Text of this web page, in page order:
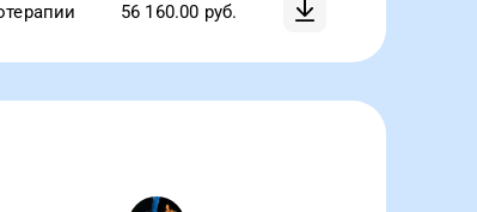
56 160.00 руб.